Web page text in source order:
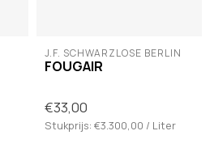
J.F. SCHWARZLOSE BERLIN
FOUGAIR
€33,00
Stukprijs: €3.300,00 / Liter